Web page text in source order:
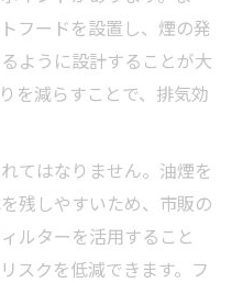
フードを設置し、煙の発
ように設計することが大
を減らすことで、排気効
てはなりません。油煙を
残しやすいため、市販の
ルターを活用すること
スクを低減できます。フ